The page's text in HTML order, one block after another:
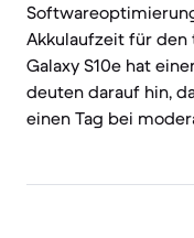
Akkulaufzeit für den
Galaxy S10e hat
deuten darauf hin,
einen Tag bei